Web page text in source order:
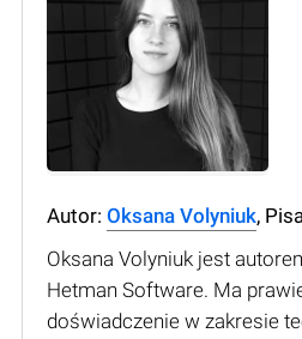
Autor: Oksana Volyniuk,
Oksana Volyniuk jest
Hetman Software. Ma
doświadczenie w zakresie